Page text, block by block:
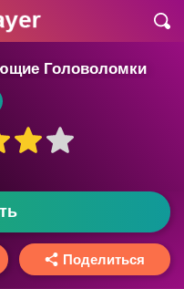
Головоломки
Поделиться